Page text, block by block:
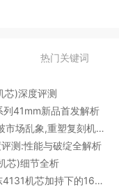
热门关键词
芯)深度评测
列41mm新品首发解析
VS厂丹东3255真一体机心深度评测:打破市场乱象,重塑复刻机芯新标杆​
测:性能与破绽全解析
芯)细节全析
VS厂V2配重版间金迪通拿深度评测:丹东4131机芯加持下的165克精密之作​